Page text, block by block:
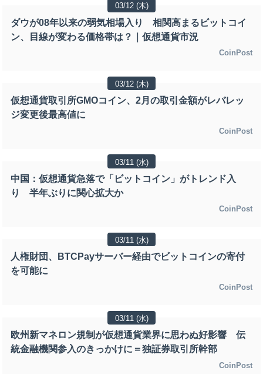
03/12 (木)
ダウが08年以来の弱気相場入り 相関高まるビットコイ
ン、目線が変わる価格帯は？｜仮想通貨市況
CoinPost
03/12 (木)
仮想通貨取引所GMOコイン、2月の取引金額がレバレッ
ジ変更後最高値に
CoinPost
03/11 (水)
中国：仮想通貨急落で「ビットコイン」がトレンド入
り 半年ぶりに関心拡大か
CoinPost
03/11 (水)
人権財団、BTCPayサーバー経由でビットコインの寄付
を可能に
CoinPost
03/11 (水)
欧州新マネロン規制が仮想通貨業界に思わぬ好影響 伝
統金融機関参入のきっかけに＝独証券取引所幹部
CoinPost